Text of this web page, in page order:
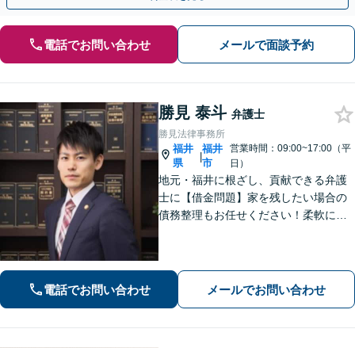
電話でお問い合わせ メールで面談予約
勝見 泰斗 弁護士
勝見法律事務所
福井
県
|
福井
市
営業時間：09:00~17:00（平
日）
地元・福井に根ざし、貢献できる弁護
士に【借金問題】家を残したい場合の
債務整理もお任せください！柔軟に対
続・相続放棄ご相談ください
電話でお問い合わせ メールでお問い合わせ